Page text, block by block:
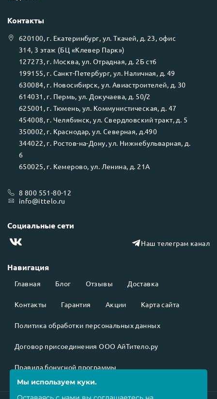
Навигация
Главная Блог Отзывы Доставка
Контакты Гарантия Акции Карта сайта
Политика обработки персональных данных
Договор присоединения ООО АйТитело.ру
Правила бонусной программы
Контакты
620100, г. Екатеринбург, ул.Ткачей, д. 23, офис
314, 3 этаж (БЦ «Клевер Парк»)
127273, г. Москва, ул. Отрадная, д. 2Б ст6
199155, г. Санкт-Петербург, ул. Наличная, д. 49
630084, г. Новосибирск, ул. Авиастроителей, д. 30
614031 , г. Пермь, ул. Докучаева, д. 50/2
625001 , г. Тюмень, ул. Коммунистическая, д. 47
454008, г. Челябинск, ул. Свердловский тракт, д. 5
350002, г. Краснодар, ул. Северная, д.490
344022, г. Ростов-на-Дону, ул. Нижнебульварная, д.
6
650025, г. Кемерово, ул. Ленина, д. 21А
8 800 551-80-12
info@ittelo.ru
Социальные сети
Наш телеграм канал
Мы используем куки.